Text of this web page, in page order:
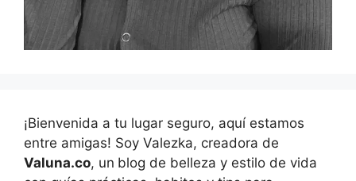
¡Bienvenida a tu lugar seguro, aquí estamos
entre amigas! Soy Valezka, creadora de
Valuna.co, un blog de belleza y estilo de vida